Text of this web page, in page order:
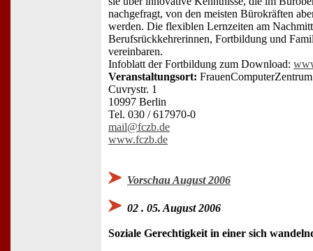
nachgefragt, von den meisten Bürokräften
werden. Die flexiblen Lernzeiten am
Berufsrückkehrerinnen, Fortbildung und
vereinbaren.
Infoblatt der Fortbildung zum Download:
Veranstaltungsort:
Cuvrystr. 1
10997 Berlin
Tel. 030 / 617970-0
mail@fczb.de
www.fczb.de
Vorschau August 2006
02 . 05. August 2006
Soziale Gerechtigkeit in einer sich